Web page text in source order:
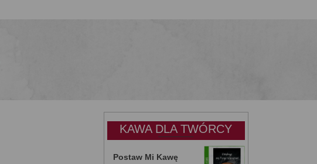
KAWA DLA TWÓRCY
Postaw Mi Kawę